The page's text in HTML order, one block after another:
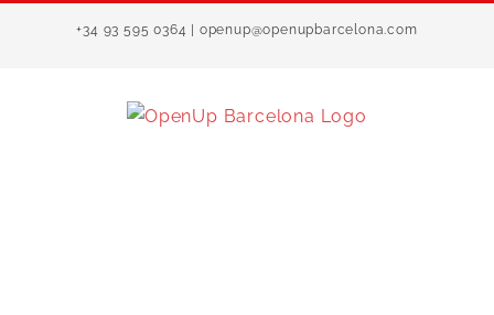
+34 93 595 0364 | openup@openupbarcelona.com